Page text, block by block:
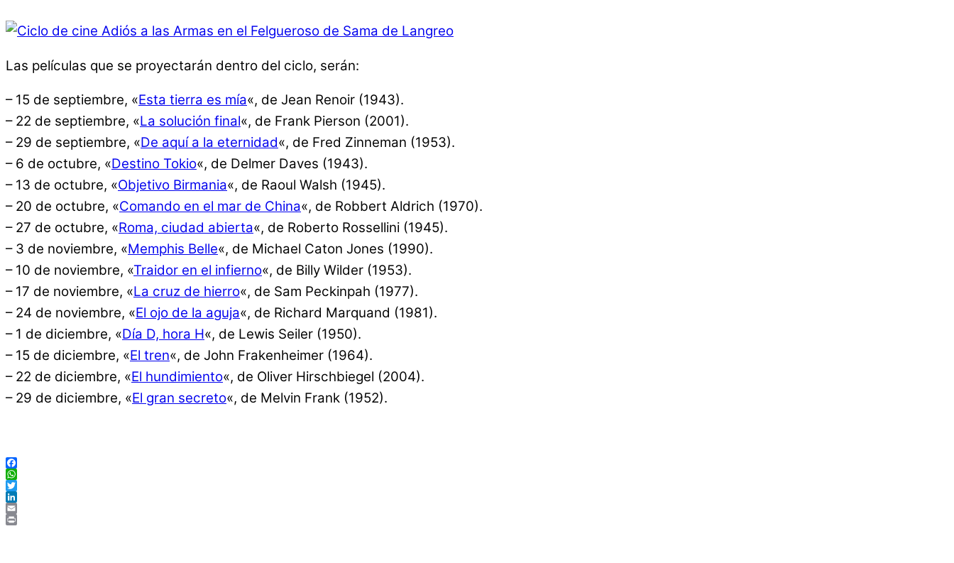
Las películas que se proyectarán dentro del ciclo, serán:
– 15 de septiembre, «Esta tierra es mía«, de Jean Renoir (1943).
– 22 de septiembre, «La solución final«, de Frank Pierson (2001).
– 29 de septiembre, «De aquí a la eternidad«, de Fred Zinneman (1953).
– 6 de octubre, «Destino Tokio«, de Delmer Daves (1943).
– 13 de octubre, «Objetivo Birmania«, de Raoul Walsh (1945).
– 20 de octubre, «Comando en el mar de China«, de Robbert Aldrich (1970).
– 27 de octubre, «Roma, ciudad abierta«, de Roberto Rossellini (1945).
– 3 de noviembre, «Memphis Belle«, de Michael Caton Jones (1990).
– 10 de noviembre, «Traidor en el infierno«, de Billy Wilder (1953).
– 17 de noviembre, «La cruz de hierro«, de Sam Peckinpah (1977).
– 24 de noviembre, «El ojo de la aguja«, de Richard Marquand (1981).
– 1 de diciembre, «Día D, hora H«, de Lewis Seiler (1950).
– 15 de diciembre, «El tren«, de John Frakenheimer (1964).
– 22 de diciembre, «El hundimiento«, de Oliver Hirschbiegel (2004).
– 29 de diciembre, «El gran secreto«, de Melvin Frank (1952).
Facebook
WhatsApp
Twitter
LinkedIn
Email
Print